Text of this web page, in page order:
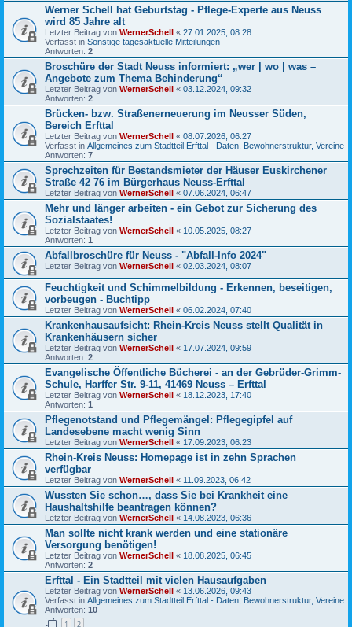
Werner Schell hat Geburtstag - Pflege-Experte aus Neuss
wird 85 Jahre alt
Letzter Beitrag von WernerSchell « 27.01.2025, 08:28
Verfasst in Sonstige tagesaktuelle Mitteilungen
Antworten: 2
Broschüre der Stadt Neuss informiert: „wer | wo | was –
Angebote zum Thema Behinderung“
Letzter Beitrag von WernerSchell « 03.12.2024, 09:32
Antworten: 2
Brücken- bzw. Straßenerneuerung im Neusser Süden,
Bereich Erfttal
Letzter Beitrag von WernerSchell « 08.07.2026, 06:27
Verfasst in Allgemeines zum Stadtteil Erfttal - Daten, Bewohnerstruktur, Vereine
Antworten: 7
Sprechzeiten für Bestandsmieter der Häuser Euskirchener
Straße 42 76 im Bürgerhaus Neuss-Erfttal
Letzter Beitrag von WernerSchell « 07.06.2024, 06:47
Mehr und länger arbeiten - ein Gebot zur Sicherung des
Sozialstaates!
Letzter Beitrag von WernerSchell « 10.05.2025, 08:27
Antworten: 1
Abfallbroschüre für Neuss - "Abfall-Info 2024"
Letzter Beitrag von WernerSchell « 02.03.2024, 08:07
Feuchtigkeit und Schimmelbildung - Erkennen, beseitigen,
vorbeugen - Buchtipp
Letzter Beitrag von WernerSchell « 06.02.2024, 07:40
Krankenhausaufsicht: Rhein-Kreis Neuss stellt Qualität in
Krankenhäusern sicher
Letzter Beitrag von WernerSchell « 17.07.2024, 09:59
Antworten: 2
Evangelische Öffentliche Bücherei - an der Gebrüder-Grimm-
Schule, Harffer Str. 9-11, 41469 Neuss – Erfttal
Letzter Beitrag von WernerSchell « 18.12.2023, 17:40
Antworten: 1
Pflegenotstand und Pflegemängel: Pflegegipfel auf
Landesebene macht wenig Sinn
Letzter Beitrag von WernerSchell « 17.09.2023, 06:23
Rhein-Kreis Neuss: Homepage ist in zehn Sprachen
verfügbar
Letzter Beitrag von WernerSchell « 11.09.2023, 06:42
Wussten Sie schon…, dass Sie bei Krankheit eine
Haushaltshilfe beantragen können?
Letzter Beitrag von WernerSchell « 14.08.2023, 06:36
Man sollte nicht krank werden und eine stationäre
Versorgung benötigen!
Letzter Beitrag von WernerSchell « 18.08.2025, 06:45
Antworten: 2
Erfttal - Ein Stadtteil mit vielen Hausaufgaben
Letzter Beitrag von WernerSchell « 13.06.2026, 09:43
Verfasst in Allgemeines zum Stadtteil Erfttal - Daten, Bewohnerstruktur, Vereine
Antworten: 10
1 2